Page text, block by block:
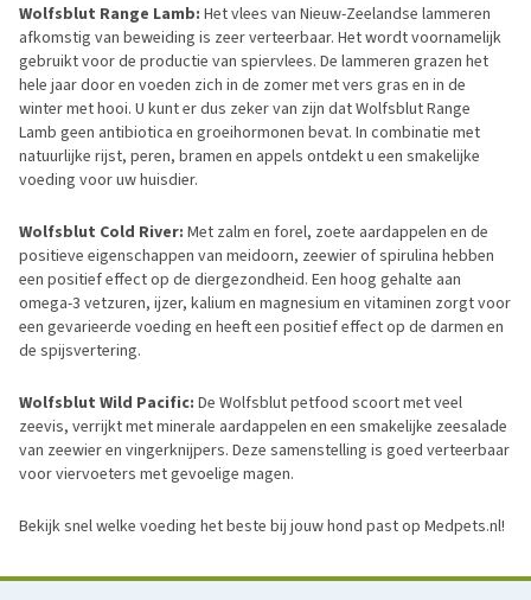
Wolfsblut Range Lamb: Het vlees van Nieuw-Zeelandse lammeren
afkomstig van beweiding is zeer verteerbaar. Het wordt voornamelijk
gebruikt voor de productie van spiervlees. De lammeren grazen het
hele jaar door en voeden zich in de zomer met vers gras en in de
winter met hooi. U kunt er dus zeker van zijn dat Wolfsblut Range
Lamb geen antibiotica en groeihormonen bevat. In combinatie met
natuurlijke rijst, peren, bramen en appels ontdekt u een smakelijke
voeding voor uw huisdier.
Wolfsblut Cold River: Met zalm en forel, zoete aardappelen en de
positieve eigenschappen van meidoorn, zeewier of spirulina hebben
een positief effect op de diergezondheid. Een hoog gehalte aan
omega-3 vetzuren, ijzer, kalium en magnesium en vitaminen zorgt voor
een gevarieerde voeding en heeft een positief effect op de darmen en
de spijsvertering.
Wolfsblut Wild Pacific: De Wolfsblut petfood scoort met veel
zeevis, verrijkt met minerale aardappelen en een smakelijke zeesalade
van zeewier en vingerknijpers. Deze samenstelling is goed verteerbaar
voor viervoeters met gevoelige magen.
Bekijk snel welke voeding het beste bij jouw hond past op Medpets.nl!